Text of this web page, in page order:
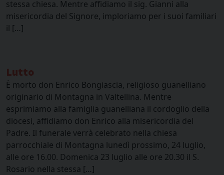
stessa chiesa. Mentre affidiamo il sig. Gianni alla
misericordia del Signore, imploriamo per i suoi familiari
il […]
Lutto
È morto don Enrico Bongiascia, religioso guanelliano
originario di Montagna in Valtellina. Mentre
esprimiamo alla famiglia guanelliana il cordoglio della
diocesi, affidiamo don Enrico alla misericordia del
Padre. Il funerale verrà celebrato nella chiesa
parrocchiale di Montagna lunedì prossimo, 24 luglio,
alle ore 16.00. Domenica 23 luglio alle ore 20.30 il S.
Rosario nella stessa […]